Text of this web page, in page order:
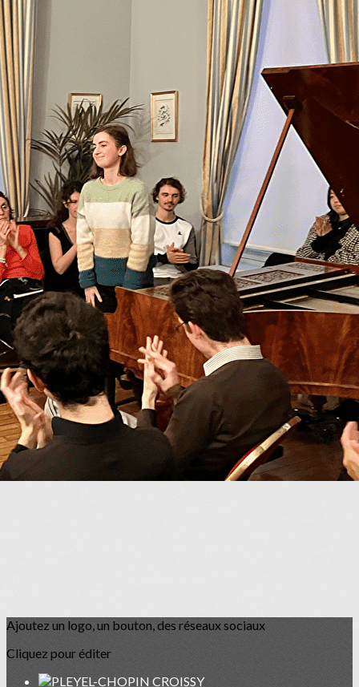
Exporter les lignes sélectionnées
Exporter toutes les colonnes
Exporter uniquement les colonnes affichées
Menu
?>
Images de la page d'accueil
Cliquez pour éditer
Texte, bouton et/ou inscription à la newsletter
Cliquez pour éditer
Le Salon romantique au Château Chanorier à Croissy sur
Seine : un lieu unique, dédié aux pianos de facture
française de la première moitié du XIXe siècle. Des
concerts, des masterclasses et des conférences y sont
régulièrement organisés avec de grands interprètes et de
jeunes talents passionnés par la sonorité romantique de
ces pianos. Si vous aimez la musique et rencontrer des
musiciens, rejoignez- nous !
Je m'abonne à la newsletter
OK
Ajoutez un logo, un bouton, des réseaux sociaux
Cliquez pour éditer